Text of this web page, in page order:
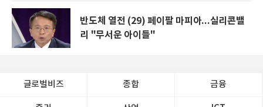
반도체 열전 (29) 페이팔 마피아...실리콘밸
리 "무서운 아이들"
글로벌비즈 종합 금융